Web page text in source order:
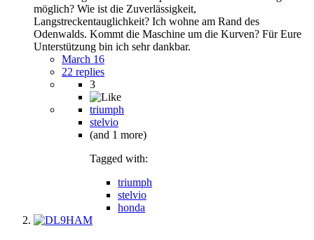
möglich? Wie ist die Zuverlässigkeit,
Langstreckentauglichkeit? Ich wohne am Rand des
Odenwalds. Kommt die Maschine um die Kurven? Für Eure
Unterstützung bin ich sehr dankbar.
March 16
22 replies
3
triumph
stelvio
(and 1 more)
Tagged with:
triumph
stelvio
honda